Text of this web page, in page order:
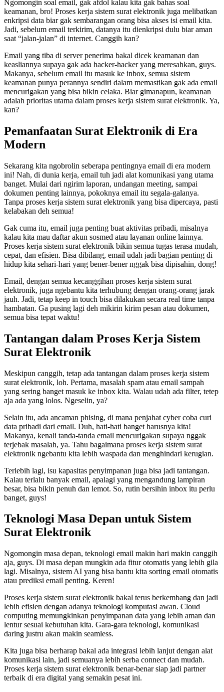
Ngomongin soal email, gak afdol kalau kita gak bahas soal
keamanan, bro! Proses kerja sistem surat elektronik juga melibatkan
enkripsi data biar gak sembarangan orang bisa akses isi email kita.
Jadi, sebelum email terkirim, datanya itu dienkripsi dulu biar aman
saat “jalan-jalan” di internet. Canggih kan?
Email yang tiba di server penerima bakal dicek keamanan dan
keasliannya supaya gak ada hacker-hacker yang meresahkan, guys.
Makanya, sebelum email itu masuk ke inbox, semua sistem
keamanan punya perannya sendiri dalam memastikan gak ada email
mencurigakan yang bisa bikin celaka. Biar gimanapun, keamanan
adalah prioritas utama dalam proses kerja sistem surat elektronik. Ya,
kan?
Pemanfaatan Surat Elektronik di Era
Modern
Sekarang kita ngobrolin seberapa pentingnya email di era modern
ini! Nah, di dunia kerja, email tuh jadi alat komunikasi yang utama
banget. Mulai dari ngirim laporan, undangan meeting, sampai
dokumen penting lainnya, pokoknya email itu segala-galanya.
Tanpa proses kerja sistem surat elektronik yang bisa dipercaya, pasti
kelabakan deh semua!
Gak cuma itu, email juga penting buat aktivitas pribadi, misalnya
kalau kita mau daftar akun sosmed atau layanan online lainnya.
Proses kerja sistem surat elektronik bikin semua tugas terasa mudah,
cepat, dan efisien. Bisa dibilang, email udah jadi bagian penting di
hidup kita sehari-hari yang bener-bener nggak bisa dipisahin, dong!
Email, dengan semua kecanggihan proses kerja sistem surat
elektronik, juga ngebantu kita terhubung dengan orang-orang jarak
jauh. Jadi, tetap keep in touch bisa dilakukan secara real time tanpa
hambatan. Ga pusing lagi deh mikirin kirim pesan atau dokumen,
semua bisa tepat waktu!
Tantangan dalam Proses Kerja Sistem
Surat Elektronik
Meskipun canggih, tetap ada tantangan dalam proses kerja sistem
surat elektronik, loh. Pertama, masalah spam atau email sampah
yang sering banget masuk ke inbox kita. Walau udah ada filter, tetep
aja ada yang lolos. Ngeselin, ya?
Selain itu, ada ancaman phising, di mana penjahat cyber coba curi
data pribadi dari email. Duh, hati-hati banget harusnya kita!
Makanya, kenali tanda-tanda email mencurigakan supaya nggak
terjebak masalah, ya. Tahu bagaimana proses kerja sistem surat
elektronik ngebantu kita lebih waspada dan menghindari kerugian.
Terlebih lagi, isu kapasitas penyimpanan juga bisa jadi tantangan.
Kalau terlalu banyak email, apalagi yang mengandung lampiran
besar, bisa bikin penuh dan lemot. So, rutin bersihin inbox itu perlu
banget, guys!
Teknologi Masa Depan untuk Sistem
Surat Elektronik
Ngomongin masa depan, teknologi email makin hari makin canggih
aja, guys. Di masa depan mungkin ada fitur otomatis yang lebih gila
lagi. Misalnya, sistem AI yang bisa bantu kita sorting email otomatis
atau prediksi email penting. Keren!
Proses kerja sistem surat elektronik bakal terus berkembang dan jadi
lebih efisien dengan adanya teknologi komputasi awan. Cloud
computing memungkinkan penyimpanan data yang lebih aman dan
lentur sesuai kebutuhan kita. Gara-gara teknologi, komunikasi
daring justru akan makin seamless.
Kita juga bisa berharap bakal ada integrasi lebih lanjut dengan alat
komunikasi lain, jadi semuanya lebih serba connect dan mudah.
Proses kerja sistem surat elektronik benar-benar siap jadi partner
terbaik di era digital yang semakin pesat ini.